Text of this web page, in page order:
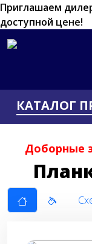
Приглашаем
доступной цене!
КАТАЛОГ
Доборные